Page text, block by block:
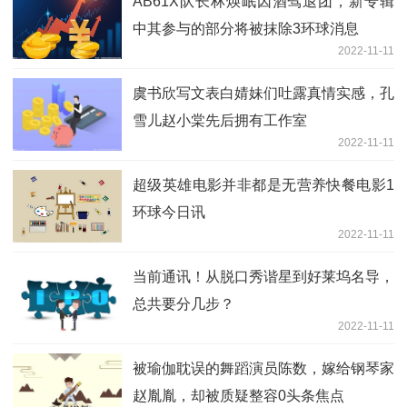
中其参与的部分将被抹除3环球消息
2022-11-11
虞书欣写文表白婧妹们吐露真情实感，孔
雪儿赵小棠先后拥有工作室
2022-11-11
超级英雄电影并非都是无营养快餐电影1
环球今日讯
2022-11-11
当前通讯！从脱口秀谐星到好莱坞名导，
总共要分几步？
2022-11-11
被瑜伽耽误的舞蹈演员陈数，嫁给钢琴家
赵胤胤，却被质疑整容0头条焦点